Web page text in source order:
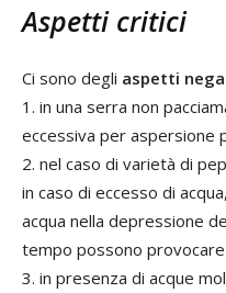
Aspetti critici
Ci sono degli aspetti
1. in una serra non
eccessiva per aspersione
2. nel caso di varietà di
in caso di eccesso di
acqua nella depressione
tempo possono
3. in presenza di acque